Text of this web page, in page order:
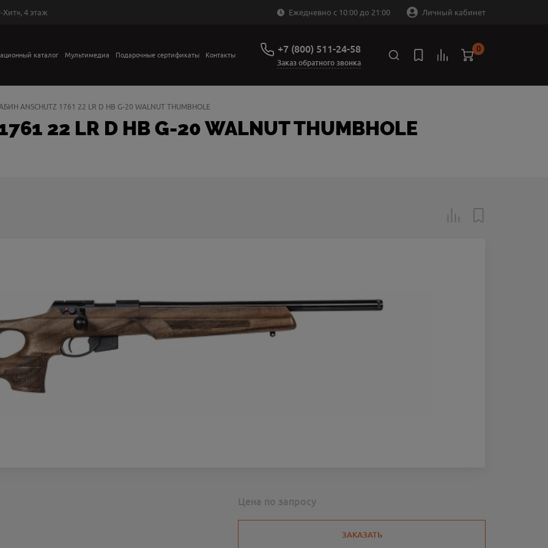
4 этаж Ежедневно с 10:00 до 21:00 Личный кабинет
каталог Мультимедиа Подарочные сертификаты Контакты +7 (800) 511-24-58
Заказ обратного звонка
0
ANSCHUTZ 1761 22 LR D HB G-20 WALNUT THUMBHOLE
22 LR D HB G-20 WALNUT THUMBHOLE
Цена по запросу
ЗАКАЗАТЬ